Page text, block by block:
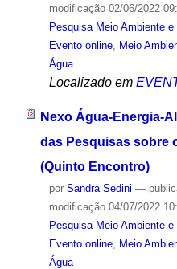
modificação02/06/2022
Pesquisa Meio Ambiente
Evento online, Meio
Água
Localizado em
Nexo Água-Energia-
das Pesquisas sobre
(Quinto Encontro)
por Sandra Sedini —
modificação04/07/2022
Pesquisa Meio Ambiente e
Evento online, Meio
Água